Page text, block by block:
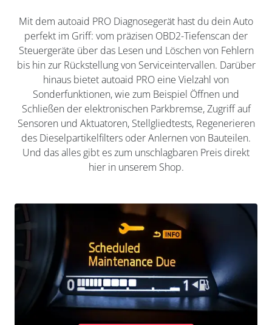
Mit dem autoaid PRO Diagnosegerät hast du dein Auto
perfekt im Griff: vom präzisen OBD2-Tiefenscan der
Steuergeräte über das Lesen und Löschen von Fehlern
bis hin zur Rückstellung von Serviceintervallen. Darüber
hinaus bietet autoaid PRO eine Vielzahl von
Sonderfunktionen, wie zum Beispiel Öffnen und
Schließen der elektronischen Parkbremse, Zugriff auf
Sensoren und Aktuatoren, Stellgliedtests, Regenerieren
des Dieselpartikelfilters oder Anlernen von Bauteilen.
Und das alles gibt es zum unschlagbaren Preis direkt
hier in unserem Shop.